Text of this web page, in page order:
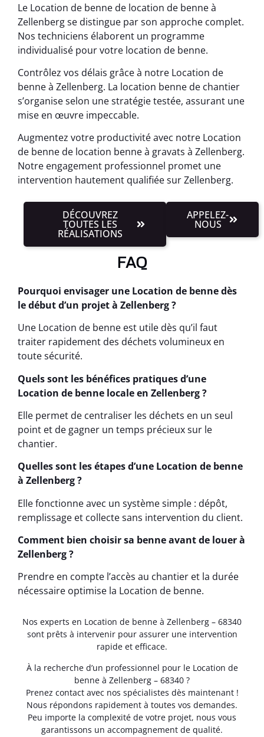
Le Location de benne de location de benne à
Zellenberg se distingue par son approche complet.
Nos techniciens élaborent un programme
individualisé pour votre location de benne.
Contrôlez vos délais grâce à notre Location de
benne à Zellenberg. La location benne de chantier
s’organise selon une stratégie testée, assurant une
mise en œuvre impeccable.
Augmentez votre productivité avec notre Location
de benne de location benne à gravats à Zellenberg.
Notre engagement professionnel promet une
intervention hautement qualifiée sur Zellenberg.
DÉCOUVREZ
TOUTES LES
RÉALISATIONS
APPELEZ-
NOUS
FAQ
Pourquoi envisager une Location de benne dès
le début d’un projet à Zellenberg ?
Une Location de benne est utile dès qu’il faut
traiter rapidement des déchets volumineux en
toute sécurité.
Quels sont les bénéfices pratiques d’une
Location de benne locale en Zellenberg ?
Elle permet de centraliser les déchets en un seul
point et de gagner un temps précieux sur le
chantier.
Quelles sont les étapes d’une Location de benne
à Zellenberg ?
Elle fonctionne avec un système simple : dépôt,
remplissage et collecte sans intervention du client.
Comment bien choisir sa benne avant de louer à
Zellenberg ?
Prendre en compte l’accès au chantier et la durée
nécessaire optimise la Location de benne.
Nos experts en Location de benne à Zellenberg – 68340
sont prêts à intervenir pour assurer une intervention
rapide et efficace.
À la recherche d’un professionnel pour le Location de
benne à Zellenberg – 68340 ?
Prenez contact avec nos spécialistes dès maintenant !
Nous répondons rapidement à toutes vos demandes.
Peu importe la complexité de votre projet, nous vous
garantissons un accompagnement de qualité.